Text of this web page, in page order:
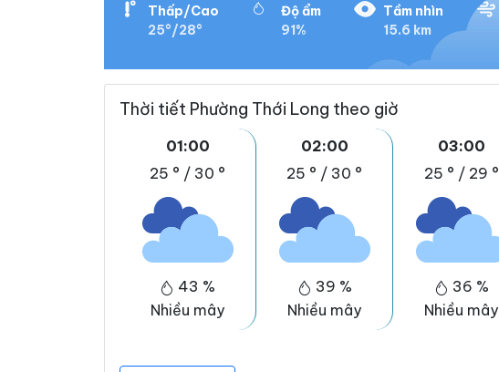
Thấp/Cao
25°/28°
Độ ẩm
91%
Tầm nhìn
15.6 km
Thời tiết Phường Thới Long theo giờ
01:00
25 ° / 30 °
43 %
Nhiều mây
02:00
25 ° / 30 °
39 %
Nhiều mây
03:00
25 ° / 29 °
36 %
Nhiều mây